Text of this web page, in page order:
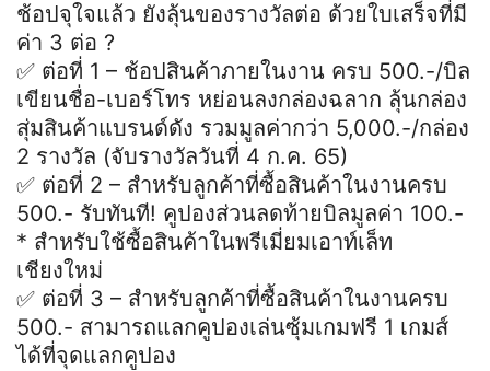
ช้อปจุใจแล้ว ยังลุ้นของรางวัลต่อ ด้วยใบเสร็จที่มี
ค่า 3 ต่อ ?
✅ ต่อที่ 1 – ช้อปสินค้าภายในงาน ครบ 500.-/บิล
เขียนชื่อ-เบอร์โทร หย่อนลงกล่องฉลาก ลุ้นกล่อง
สุ่มสินค้าแบรนด์ดัง รวมมูลค่ากว่า 5,000.-/กล่อง
2 รางวัล (จับรางวัลวันที่ 4 ก.ค. 65)
✅ ต่อที่ 2 – สำหรับลูกค้าที่ซื้อสินค้าในงานครบ
500.- รับทันที! คูปองส่วนลดท้ายบิลมูลค่า 100.-
* สำหรับใช้ซื้อสินค้าในพรีเมี่ยมเอาท์เล็ท
เชียงใหม่
✅ ต่อที่ 3 – สำหรับลูกค้าที่ซื้อสินค้าในงานครบ
500.- สามารถแลกคูปองเล่นซุ้มเกมฟรี 1 เกมส์
ได้ที่จุดแลกคูปอง